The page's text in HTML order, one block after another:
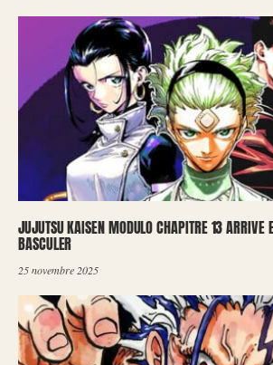
JUJUTSU KAISEN MODULO CHAPITRE 13 ARRIVE
BASCULER
25 novembre 2025